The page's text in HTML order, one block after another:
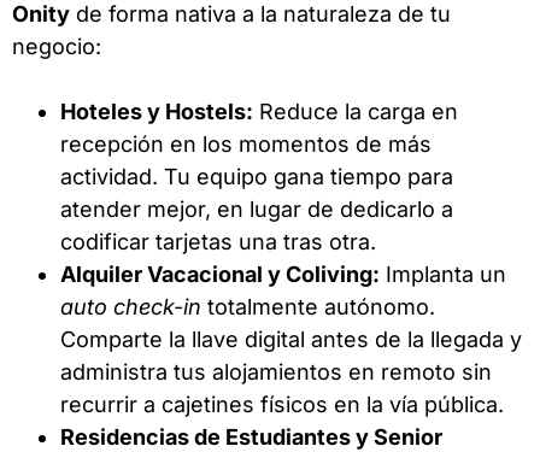
Onity de forma nativa a la naturaleza de tu
negocio:
Hoteles y Hostels: Reduce la carga en
recepción en los momentos de más
actividad. Tu equipo gana tiempo para
atender mejor, en lugar de dedicarlo a
codificar tarjetas una tras otra.
Alquiler Vacacional y Coliving: Implanta un
auto check-in totalmente autónomo.
Comparte la llave digital antes de la llegada y
administra tus alojamientos en remoto sin
recurrir a cajetines físicos en la vía pública.
Residencias de Estudiantes y Senior